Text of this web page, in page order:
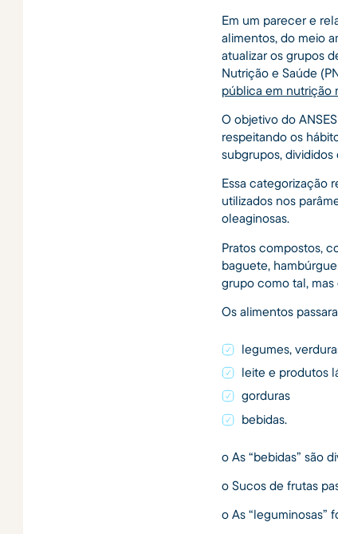
Em um parecer e
alimentos, do meio
atualizar os grupos
Nutrição e Saúde
pública em nutrição
O objetivo do
respeitando os
subgrupos,
Essa categorização
utilizados nos
oleaginosas.
Pratos compostos,
baguete,
grupo como tal,
Os alimentos
legumes,
leite e produtos
gorduras
bebidas.
o As “bebidas” são
o Sucos de frutas
o As “leguminosas”